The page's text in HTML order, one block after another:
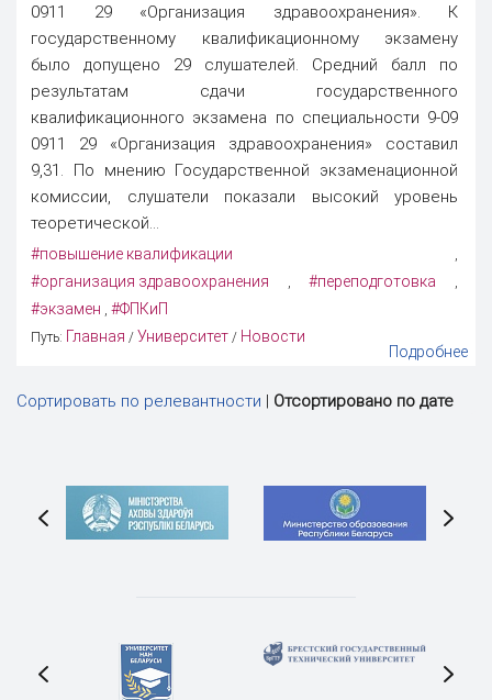
0911 29 «Организация здравоохранения». К
государственному квалификационному экзамену
было допущено 29 слушателей. Средний балл по
результатам сдачи государственного
квалификационного экзамена по специальности 9-09
0911 29 «Организация здравоохранения» составил
9,31. По мнению Государственной экзаменационной
комиссии, слушатели показали высокий уровень
теоретической...
#повышение квалификации ,
#организация здравоохранения ,#переподготовка ,
#экзамен , #ФПКиП
Путь: Главная / Университет / Новости
Подробнее
Сортировать по релевантности Отсортировано по дате